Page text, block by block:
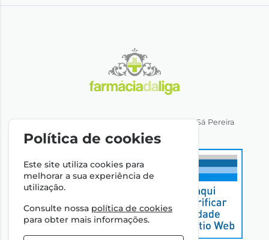
Direção Técnica: Dra. Ana Rita Miranda de Sá Pereira
NIPC: 501064974
Política de cookies
Este site utiliza cookies para
melhorar a sua experiência de
utilização.
Consulte nossa política de cookies
para obter mais informações.